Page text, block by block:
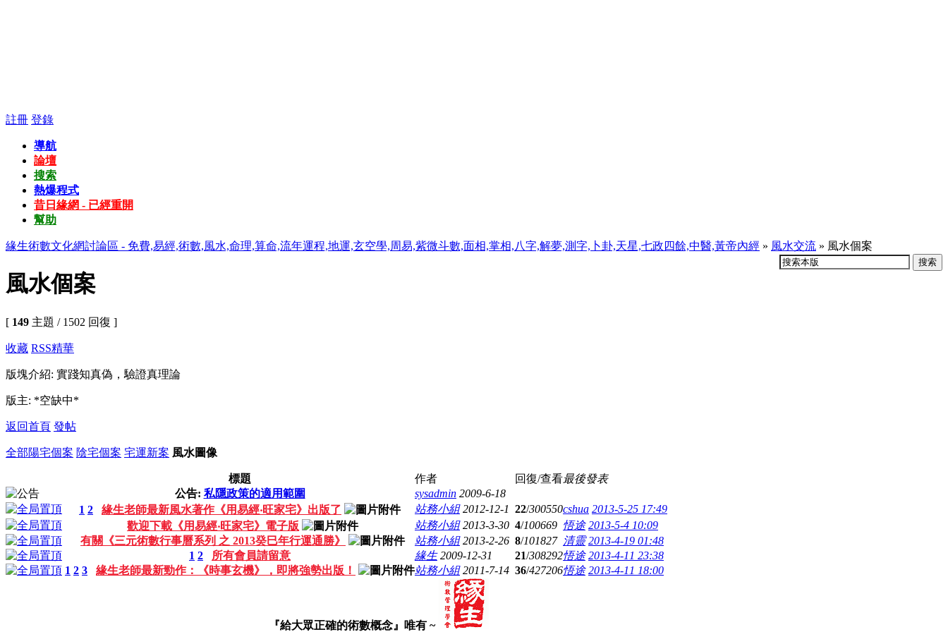
註冊 登錄
導航
論壇
搜索
熱爆程式
昔日緣網 - 已經重開
幫助
緣生術數文化網討論區 - 免費,易經,術數,風水,命理,算命,流年運程,地運,玄空學,周易,紫微斗數,面相,掌相,八字,解夢,測字,卜卦,天星,七政四餘,中醫,黃帝內經 » 風水交流 » 風水個案
搜索
風水個案
[ 149 主題 / 1502 回復 ]
收藏 RSS精華
版塊介紹: 實踐知真偽，驗證真理論
版主: *空缺中*
返回首頁 發帖
全部陽宅個案 陰宅個案 宅運新案 風水圖像
標題 作者 回復/查看最後發表
公告: 私隱政策的適用範圍 sysadmin 2009-6-18
1 2 緣生老師最新風水著作《用易經‧旺家宅》出版了 站務小組 2012-12-1 22/300550cshua 2013-5-25 17:49
歡迎下載《用易經‧旺家宅》電子版
站務小組 2013-3-30 4/100669 悟途 2013-5-4 10:09
有關《三元術數行事曆系列 之 2013癸巳年行運通勝》
站務小組 2013-2-26 8/101827 清靈 2013-4-19 01:48
1 2 所有會員請留意 緣生 2009-12-31 21/308292悟途 2013-4-11 23:38
1 2 3 緣生老師最新勁作：《時事玄機》，即將強勢出版！ 站務小組 2011-7-14 36/427206悟途 2013-4-11 18:00
『給大眾正確的術數概念』唯有 ~